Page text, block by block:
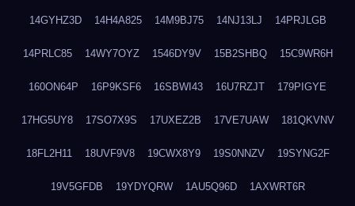
14GYHZ3D 14H4A825 14M9BJ75 14NJ13LJ 14PRJLGB
14PRLC85 14WY7OYZ 1546DY9V 15B2SHBQ 15C9WR6H
160ON64P 16P9KSF6 16SBWI43 16U7RZJT 179PIGYE
17HG5UY8 17SO7X9S 17UXEZ2B 17VE7UAW 181QKVNV
18FL2H11 18UVF9V8 19CWX8Y9 19S0NNZV 19SYNG2F
19V5GFDB 19YDYQRW 1AU5Q96D 1AXWRT6R